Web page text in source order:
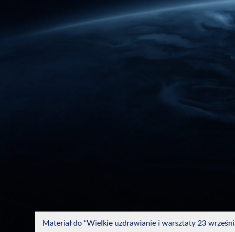
Materiał do "Wielkie uzdrawianie i warsztaty 23